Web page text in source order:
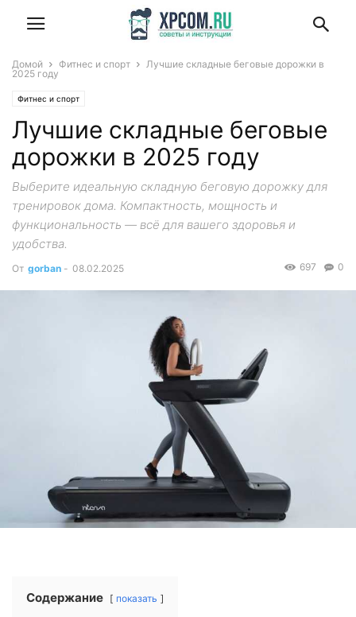
Домой Фитнес и спорт
Лучшие складные беговые дорожки в
2025 году
Фитнес и спорт
Лучшие складные беговые
дорожки в 2025 году
Выберите идеальную складную беговую дорожку для
тренировок дома. Компактность, мощность и
функциональность — всё для вашего здоровья и
удобства.
От gorban - 08.02.2025 0
697
Содержание показать